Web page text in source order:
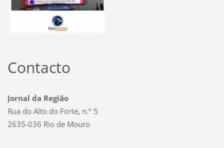
Contacto
Jornal da Região
Rua do Alto do Forte, n.º 5
2635-036 Rio de Mouro